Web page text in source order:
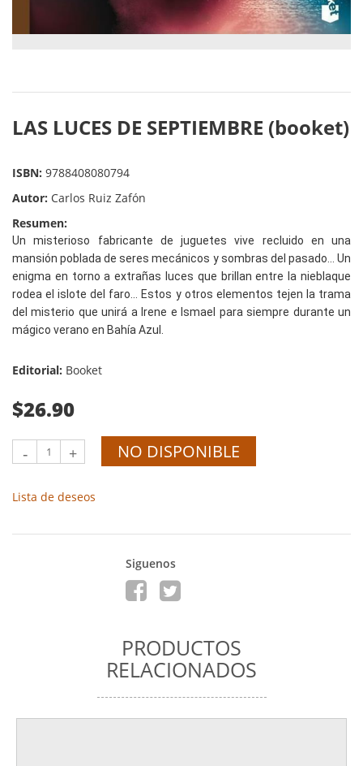
LAS LUCES DE SEPTIEMBRE (booket)
ISBN: 9788408080794
Autor: Carlos Ruiz Zafón
Resumen:
Un misterioso fabricante de juguetes vive recluido en una
mansión poblada de seres mecánicos y sombras del pasado... Un
enigma en torno a extrañas luces que brillan entre la nieblaque
rodea el islote del faro... Estos y otros elementos tejen la trama
del misterio que unirá a Irene e Ismael para siempre durante un
mágico verano en Bahía Azul.
Editorial: Booket
$26.90
- + NO DISPONIBLE
Lista de deseos
Siguenos
PRODUCTOS
RELACIONADOS